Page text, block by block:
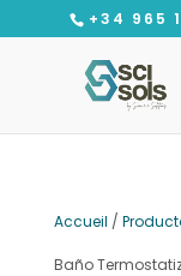
+34 965
de
produits
Accueil /
Baño